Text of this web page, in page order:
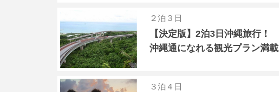
２泊３日
【決定版】2泊3日沖縄旅行！
沖縄通になれる観光プラン満載
３泊４日